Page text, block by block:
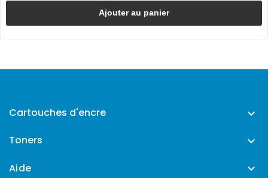
Ajouter au panier
Cartouches d'encre 
Toners 
Aide 